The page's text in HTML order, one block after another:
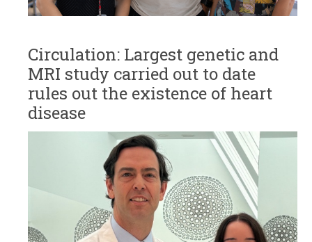
Circulation: Largest genetic and
MRI study carried out to date
rules out the existence of heart
disease